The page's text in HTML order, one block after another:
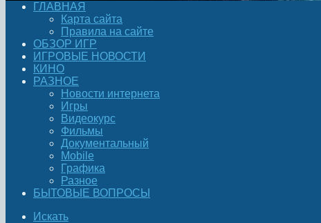
ГЛАВНАЯ
Карта сайта
Правила на сайте
ОБЗОР ИГР
ИГРОВЫЕ НОВОСТИ
КИНО
РАЗНОЕ
Новости интернета
Игры
Видеокурс
Фильмы
Документальный
Mobile
Графика
Разное
БЫТОВЫЕ ВОПРОСЫ
Искать